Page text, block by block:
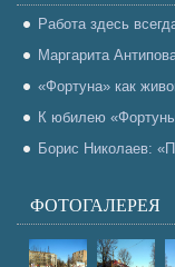
Работа здесь
Маргарита
«Фортуна» как
К юбилею
Борис Николаев:
ФОТОГАЛЕРЕЯ